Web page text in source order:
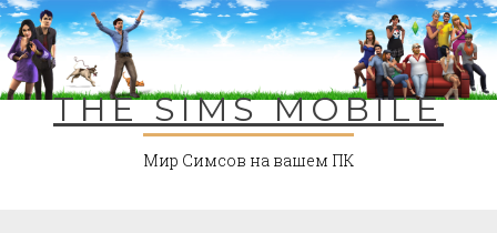
Skip
to
content
THE SIMS MOBILE
Мир Симсов на вашем ПК